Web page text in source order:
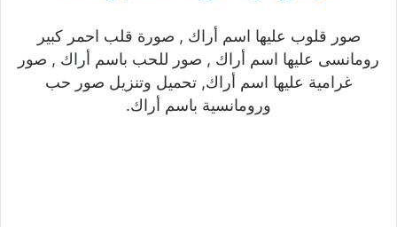
صور قلوب عليها اسم أراك , صورة قلب احمر كبير
رومانسى عليها اسم أراك , صور للحب باسم أراك , صور
غرامية عليها اسم أراك, تحميل وتنزيل صور حب
ورومانسية باسم أراك.